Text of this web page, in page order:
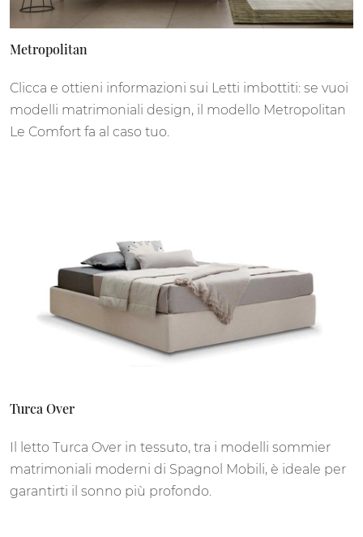
Metropolitan
Clicca e ottieni informazioni sui Letti imbottiti: se vuoi
modelli matrimoniali design, il modello Metropolitan
Le Comfort fa al caso tuo.
Turca Over
Il letto Turca Over in tessuto, tra i modelli sommier
matrimoniali moderni di Spagnol Mobili, è ideale per
garantirti il sonno più profondo.